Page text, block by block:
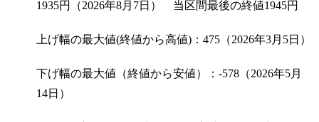
1935円（2026年8月7日） 当区間最後の終値1945円
上げ幅の最大値(終値から高値)：475（2026年3月5日）
下げ幅の最大値（終値から安値）：-578（2026年5月
14日）